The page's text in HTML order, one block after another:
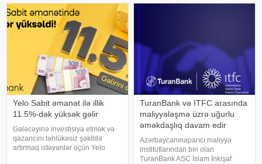
sahə qida məhsullarıdır. Belə ki,
bir nəfəri
Yelo Sabit əmanət ilə illik
11.5%-dək yüksək gəlir
Gələcəyinə investisiya etmək və
qazancını təhlükəsiz şəkildə
artırmaq istəyənlər üçün Yelo
TuranBank və ITFC arasında
maliyyələşmə üzrə uğurlu
əməkdaşlıq davam edir
Azərbaycanınaparıcı maliyyə
institutlarından biri olan
TuranBank ASC İslam İnkişaf